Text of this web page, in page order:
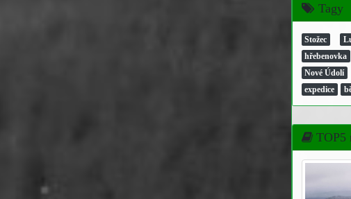
Tagy
Stožec
hřebenovka
Nové Údolí
expedice
TOP5